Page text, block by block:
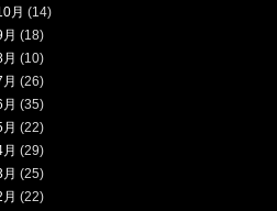
月 (14)
(18)
(10)
(26)
(35)
(22)
(29)
(25)
(22)